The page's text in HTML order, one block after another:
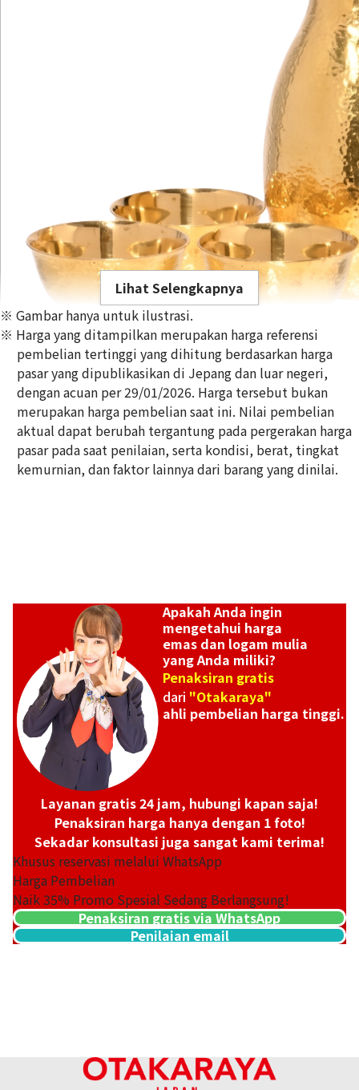
24K gold (K24) sake set
349,6g
Referensi Harga Buyback
Rp 1.033.384.738
Lihat Selengkapnya
※ Gambar hanya untuk ilustrasi.
※ Harga yang ditampilkan merupakan harga referensi
pembelian tertinggi yang dihitung berdasarkan harga
pasar yang dipublikasikan di Jepang dan luar negeri,
dengan acuan per 29/01/2026. Harga tersebut bukan
merupakan harga pembelian saat ini. Nilai pembelian
aktual dapat berubah tergantung pada pergerakan harga
pasar pada saat penilaian, serta kondisi, berat, tingkat
kemurnian, dan faktor lainnya dari barang yang dinilai.
Apakah Anda ingin
mengetahui harga
emas dan logam mulia
yang Anda miliki?
Penaksiran gratis
dari "Otakaraya"
ahli pembelian harga tinggi.
Layanan gratis 24 jam, hubungi kapan saja!
Penaksiran harga hanya dengan 1 foto!
Sekadar konsultasi juga sangat kami terima!
Khusus reservasi melalui WhatsApp
Harga Pembelian
Naik35% Promo Spesial Sedang Berlangsung!
Penaksiran gratis via WhatsApp
Penilaian email